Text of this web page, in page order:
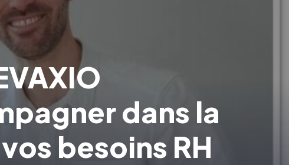
dans la
besoins RH